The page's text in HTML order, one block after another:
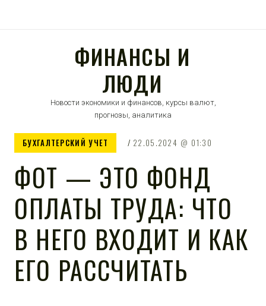
ФИНАНСЫ И
ЛЮДИ
Новости экономики и финансов, курсы валют,
прогнозы, аналитика
БУХГАЛТЕРСКИЙ УЧЕТ 22.05.2024 01:30
ФОТ — ЭТО ФОНД
ОПЛАТЫ ТРУДА: ЧТО
В НЕГО ВХОДИТ И КАК
ЕГО РАССЧИТАТЬ